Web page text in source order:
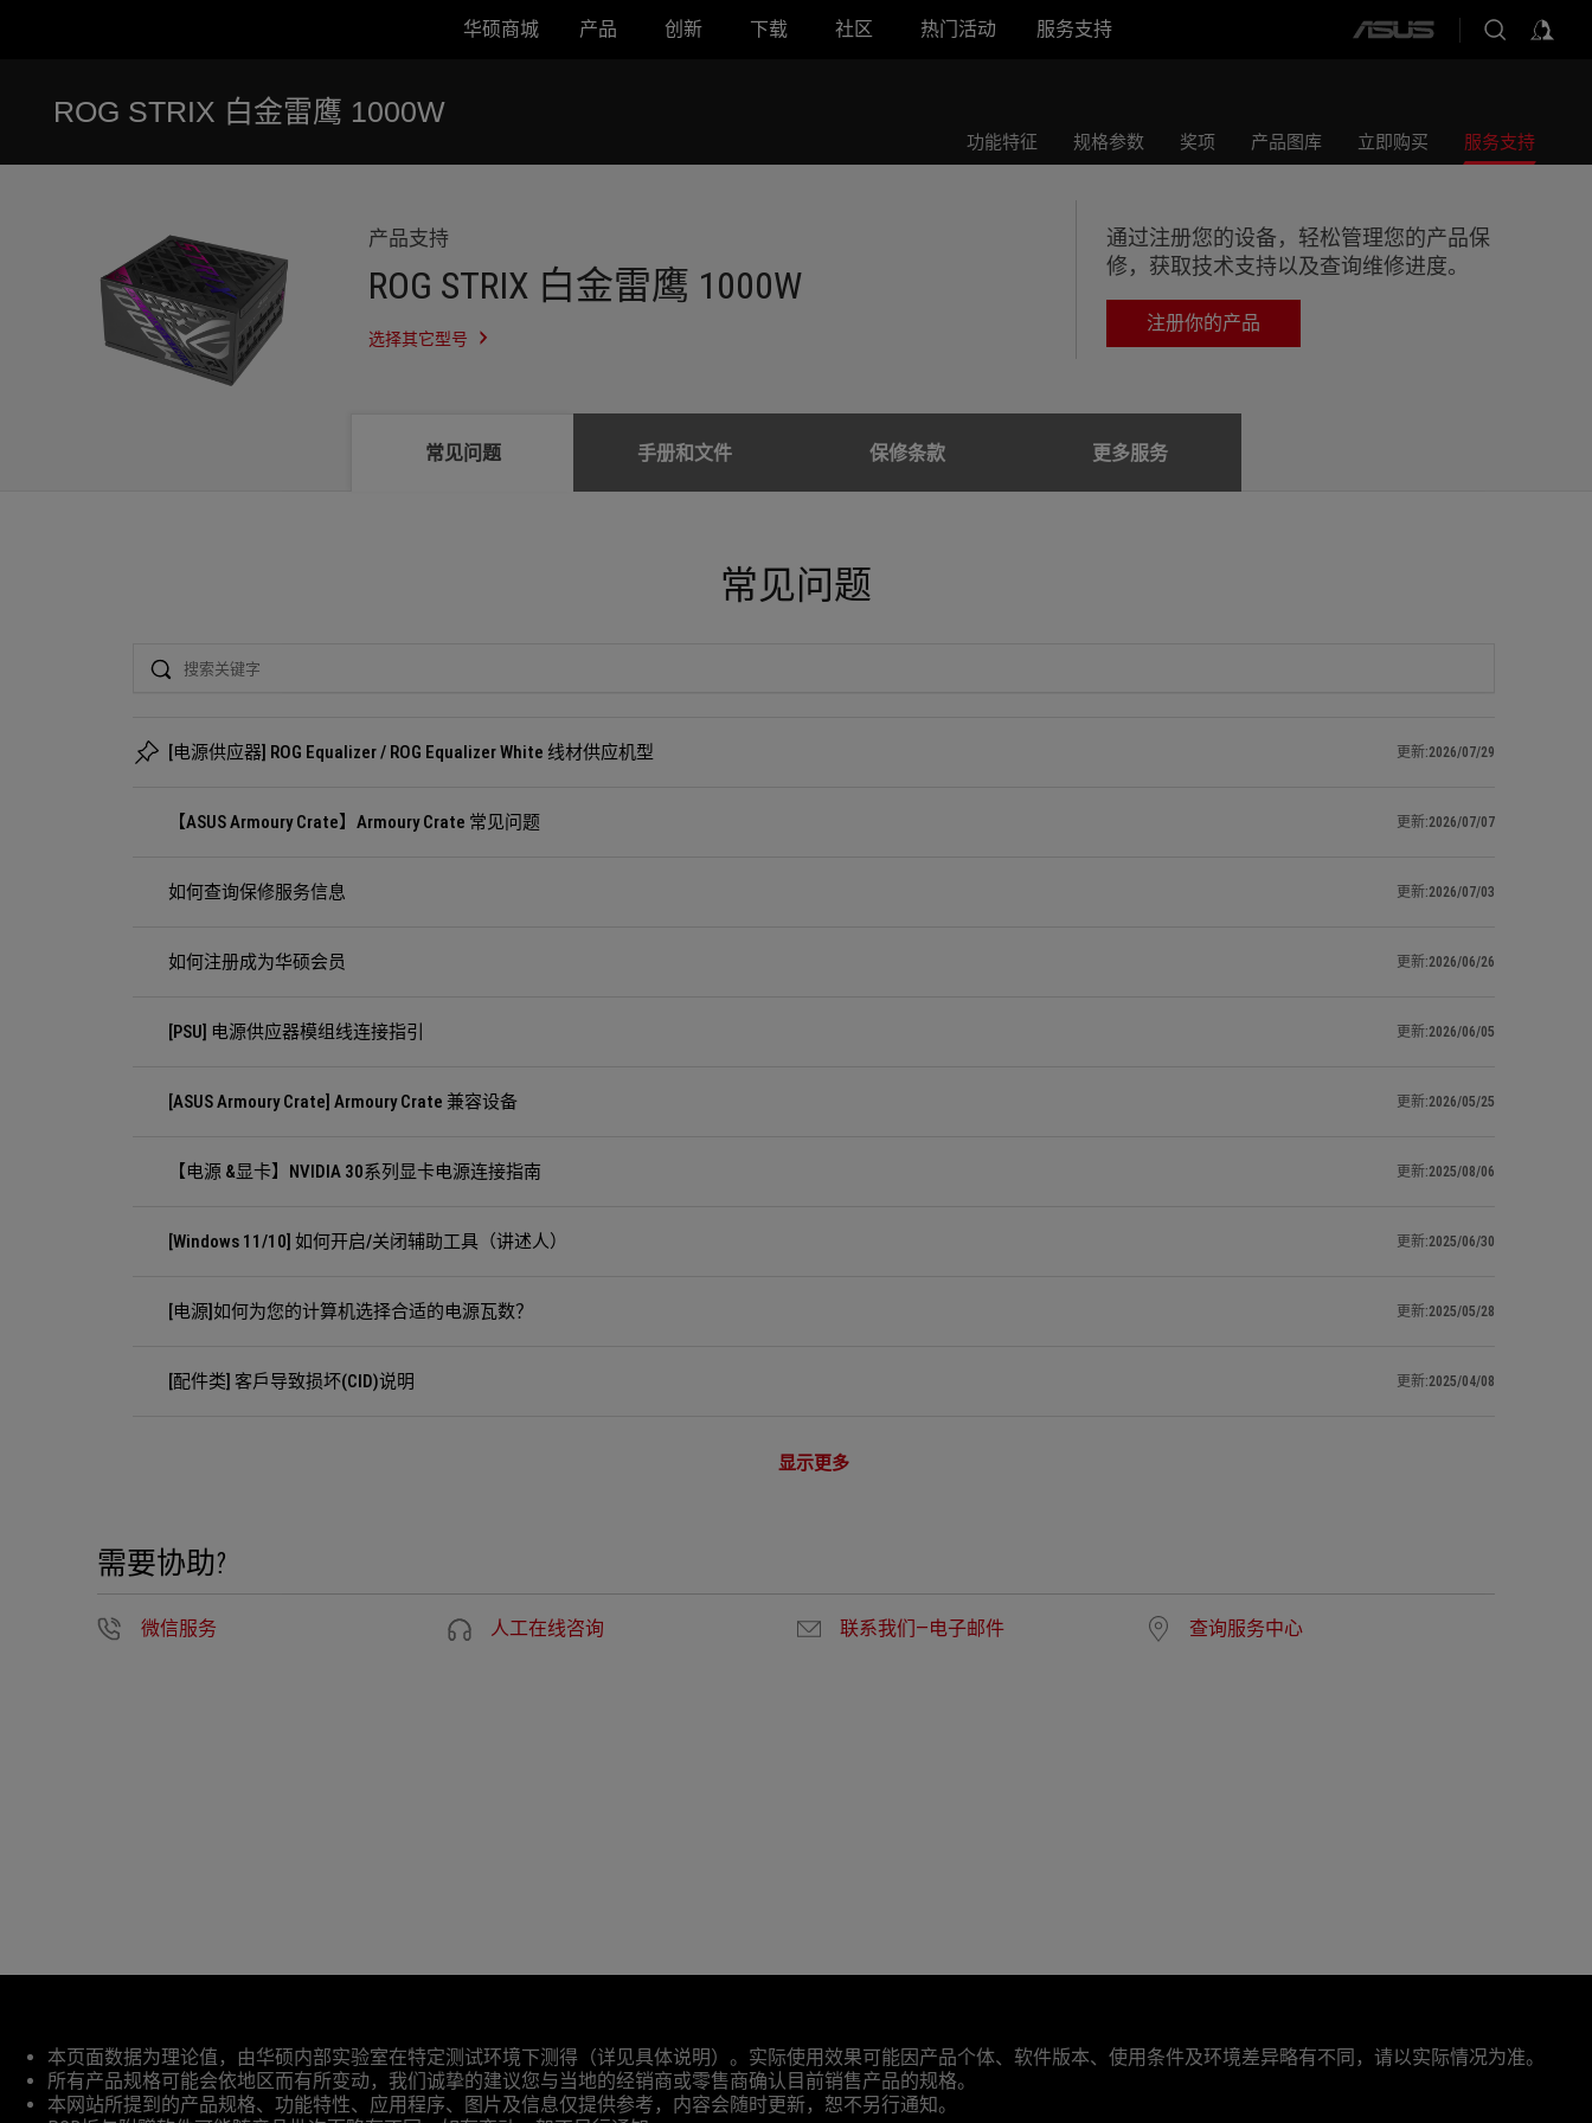
华硕商城 产品 创新 下载 社区 热门活动 服务支持
ASUS
ROG STRIX 白金雷鹰 1000W
服
功能特征 规格参数 奖项 产品图库 立即购买 服务支持
产品支持
ROG STRIX 白金雷鹰 1000W
选择其它型号
通过注册您的设备，轻松管理您的产品保
修，获取技术支持以及查询维修进度。
注册你的产品
常见问题 手册和文件 保修条款 更多服务
常见问题
[电源供应器] ROG Equalizer / ROG Equalizer White 线材供应机型 更新:2026/07/29
【ASUS Armoury Crate】Armoury Crate 常见问题 更新:2026/07/07
如何查询保修服务信息 更新:2026/07/03
如何注册成为华硕会员 更新:2026/06/26
[PSU] 电源供应器模组线连接指引 更新:2026/06/05
[ASUS Armoury Crate] Armoury Crate 兼容设备 更新:2026/05/25
【电源 &显卡】NVIDIA 30系列显卡电源连接指南 更新:2025/08/06
[Windows 11/10] 如何开启/关闭辅助工具（讲述人） 更新:2025/06/30
[电源]如何为您的计算机选择合适的电源瓦数？ 更新:2025/05/28
[配件类] 客戶导致损坏(CID)说明 更新:2025/04/08
显示更多
需要协助?
微信服务 人工在线咨询 联系我们—电子邮件 查询服务中心
免
责
声
本页面数据为理论值，由华硕内部实验室在特定测试环境下测得（详见具体说明）。实际使用效果可能因产品个体、软件版本、使用条件及环境差异略有不同，请以实际情况为准。
所有产品规格可能会依地区而有所变动，我们诚挚的建议您与当地的经销商或零售商确认目前销售产品的规格。
本网站所提到的产品规格、功能特性、应用程序、图片及信息仅提供参考，内容会随时更新，恕不另行通知。